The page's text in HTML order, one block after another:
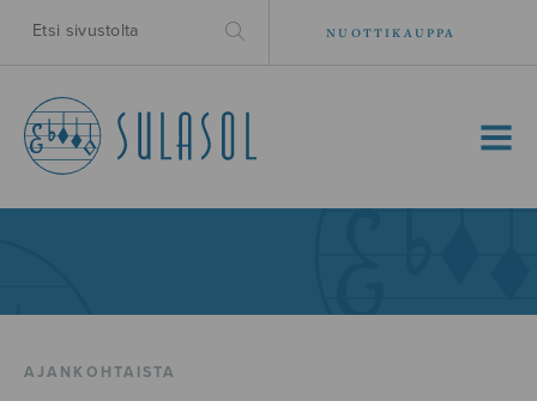
NUOTTIKAUPPA
MENU
AJANKOHTAISTA